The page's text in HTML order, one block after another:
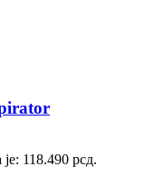
118.490 рсд.